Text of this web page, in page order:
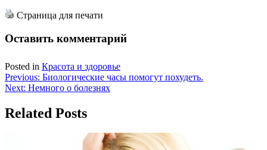
Страница для печати
Оставить комментарий
Posted in Красота и здоровье
Навигация
по
записям
Previous: Биологические часы помогут похудеть.
Next: Немного о болезнях
Related Posts